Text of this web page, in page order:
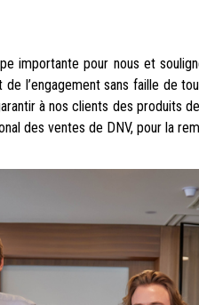
importante pour nous et
l’engagement sans faille de
à nos clients des produits
des ventes de DNV, pour la